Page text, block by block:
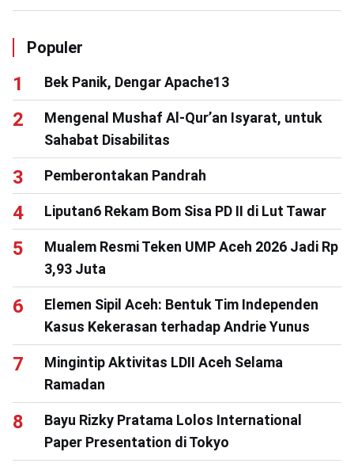
Populer
Bek Panik, Dengar Apache13
Mengenal Mushaf Al-Qur’an Isyarat, untuk
Sahabat Disabilitas
Pemberontakan Pandrah
Liputan6 Rekam Bom Sisa PD II di Lut Tawar
Mualem Resmi Teken UMP Aceh 2026 Jadi Rp
3,93 Juta
Elemen Sipil Aceh: Bentuk Tim Independen
Kasus Kekerasan terhadap Andrie Yunus
Mingintip Aktivitas LDII Aceh Selama
Ramadan
Bayu Rizky Pratama Lolos International
Paper Presentation di Tokyo